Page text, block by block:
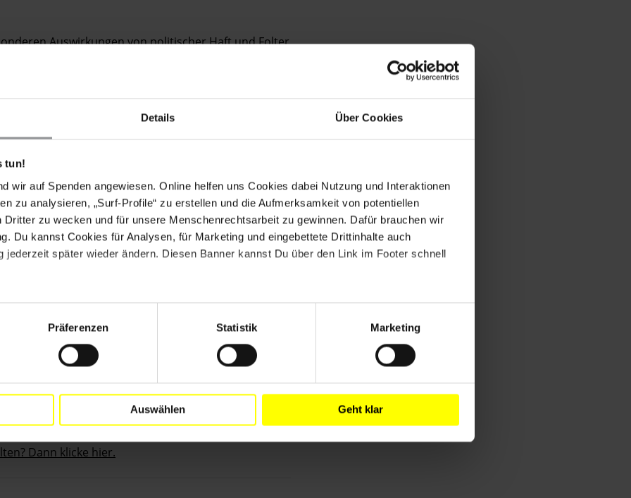
Details Über Cookies
tun!
wir auf Spenden angewiesen. Online helfen uns Cookies dabei Nutzung und Interaktionen
zu analysieren, „Surf-Profile“ zu erstellen und die Aufmerksamkeit von potentiellen
Dritter zu wecken und für unsere Menschenrechtsarbeit zu gewinnen. Dafür brauchen wir
Du kannst Cookies für Analysen, für Marketing und eingebettete Drittinhalte auch
jederzeit später wieder ändern. Diesen Banner kannst Du über den Link im Footer schnell
Präferenzen Statistik Marketing
Auswählen Geht klar
Auswirkungen von politischer Haft und Folter
Unterstützerinnen der Revolution sowie
sich gegen das Regime stellten, wohl wissend, was
Seif. "Eine Frau, die im Gefängnis war, wird
dort vergewaltigt worden." Auf diese Weise sei es
und die Protestbewegung zu schwächen.
­sexueller und geschlechtsspezifischer Gewalt in
beim Prozess in Koblenz nicht als
die Menschlichkeit eingestuft wurden. Ein großer
und die Darstellung des kriminellen Assad-
vollständig leugnet, Lügen strafte." Urteile
wegweisend sein.
Beziehungen mit dem Assad-Regime
dass dessen Verbrechen juristisch
dass der Weg zur Gerechtigkeit schwer und
Namentlich gekennzeichnete Beiträge geben
wieder.
digital
Dann klicke hier.